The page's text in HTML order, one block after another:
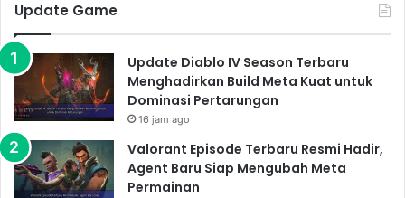
Update Game
Update Diablo IV Season Terbaru
Menghadirkan Build Meta Kuat untuk
Dominasi Pertarungan
16 jam ago
Valorant Episode Terbaru Resmi Hadir,
Agent Baru Siap Mengubah Meta
Permainan